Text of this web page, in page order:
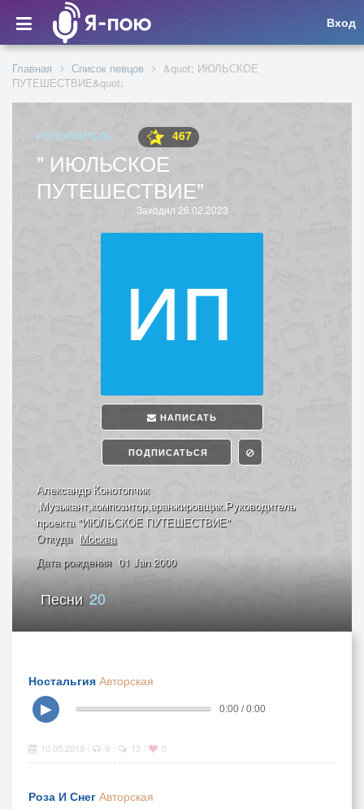
Вход
Главная Список певцов
&quot; ИЮЛЬСКОЕ
ПУТЕШЕСТВИЕ&quot;
ИСПОЛНИТЕЛЬ 467
" ИЮЛЬСКОЕ
ПУТЕШЕСТВИЕ"
Заходил 26.02.2023
НАПИСАТЬ
ПОДПИСАТЬСЯ
Александр Конотопчик
,Музыкант,композитор,аранжировщик.Руководитель
проекта "ИЮЛЬСКОЕ ПУТЕШЕСТВИЕ"
Откуда Москва
Дата рождения 01 Jan 2000
Песни 20
Ностальгия Авторская
▶
0:00 / 0:00
10.05.2019 9 13 0
Роза И Снег Авторская